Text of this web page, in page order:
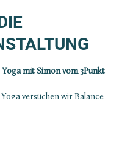
Yoga mit Simon vom 3Punkt
versuchen wir Balance